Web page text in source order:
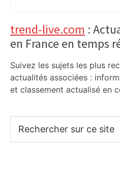
Primary
Sidebar
trend-live.com :
en France en temps
Suivez les sujets les plus
actualités associées :
et classement actualisé en
sur